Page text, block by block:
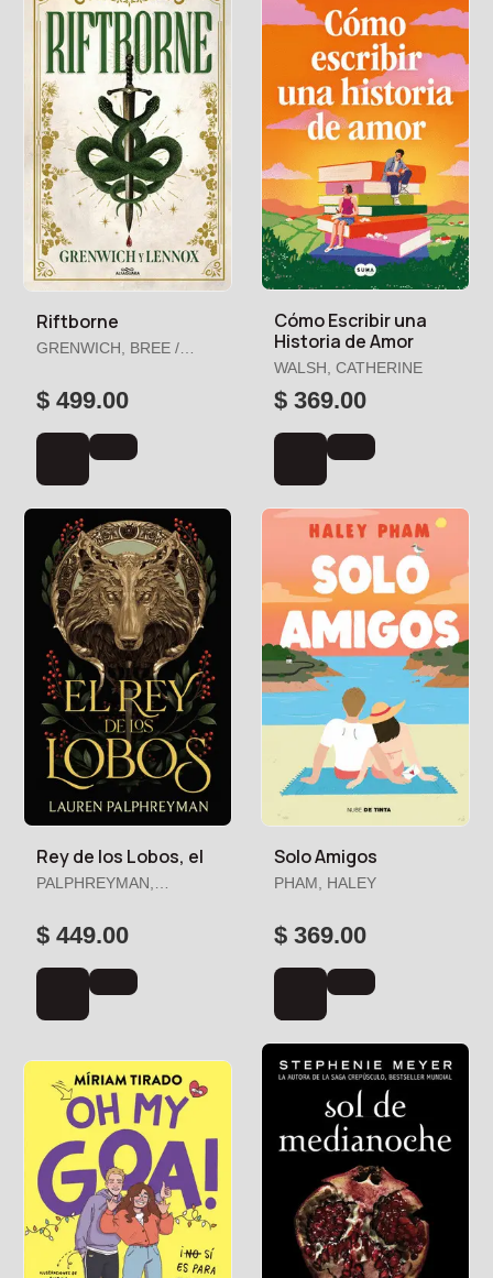
Riftborne
GRENWICH, BREE /
$ 499.00
Cómo Escribir una
Historia de Amor
WALSH, CATHERINE
$ 369.00
Rey de los Lobos, el
PALPHREYMAN,
$ 449.00
Solo Amigos
PHAM, HALEY
$ 369.00